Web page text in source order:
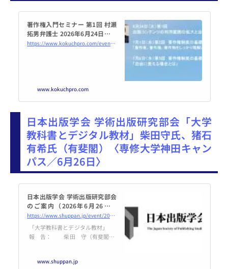
著作権入門セミナー 第1回 村瀬
拓男弁護士 2026年6月24日（オ
ンライン・Zoom） - こくちー
https://www.kokuchpro.com/event/20260624/
www.kokuchpro.com
日本出版学会 学術出版研究部会「大学
教科書とデジタル教材」柴田守氏、猪石
有希氏（有斐閣）〈専修大学神田キャン
パス／6月26日〉
日本出版学会 学術出版研究部会
のご案内（2026年6月26日開
催） | 日本出版学会
https://www.shuppan.jp/event/2026/05/19/3666/
「大学教科書とデジタル教材」
報 告： 柴田 守（有斐閣
二部） 日 時：2026年6月26日
www.shuppan.jp